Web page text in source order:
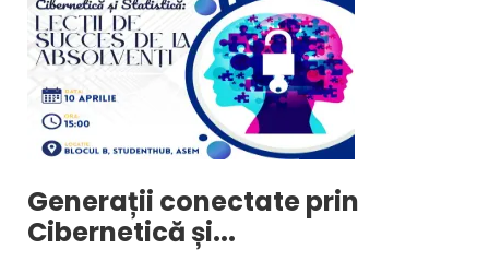
Generații conectate prin
Cibernetică și...